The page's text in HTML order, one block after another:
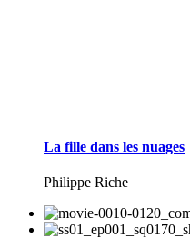
La fille dans les nuages
Philippe Riche